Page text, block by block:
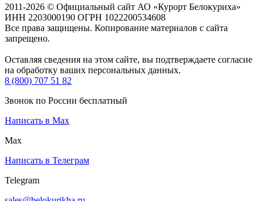
2011-2026 © Официальный сайт АО «Курорт Белокуриха»
ИНН 2203000190 ОГРН 1022200534608
Все права защищены. Копирование материалов с сайта
запрещено.
Оставляя сведения на этом сайте, вы подтверждаете согласие
на обработку ваших персональных данных.
8 (800) 707 51 82
Звонок по России бесплатный
Написать в Max
Max
Написать в Телеграм
Telegram